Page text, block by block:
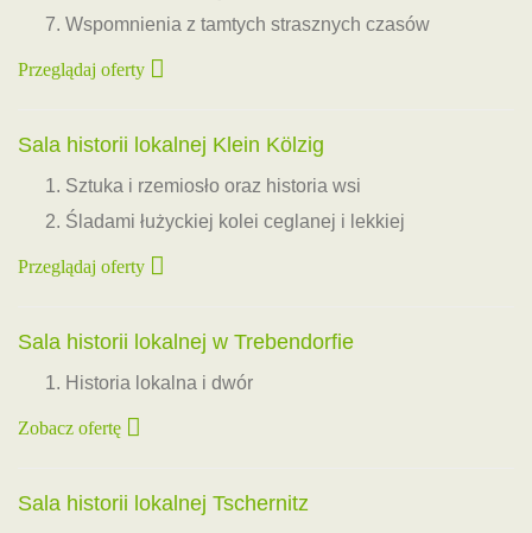
Wspomnienia z tamtych strasznych czasów
Przeglądaj oferty
Sala historii lokalnej Klein Kölzig
Sztuka i rzemiosło oraz historia wsi
Śladami łużyckiej kolei ceglanej i lekkiej
Przeglądaj oferty
Sala historii lokalnej w Trebendorfie
Historia lokalna i dwór
Zobacz ofertę
Sala historii lokalnej Tschernitz